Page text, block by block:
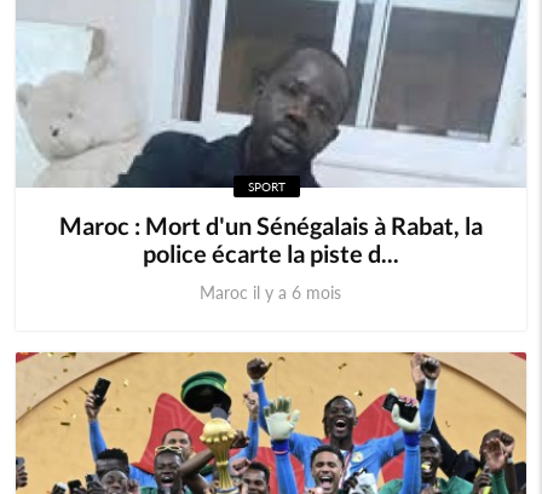
SPORT
Maroc : Mort d'un Sénégalais à Rabat, la
police écarte la piste d...
Maroc il y a 6 mois